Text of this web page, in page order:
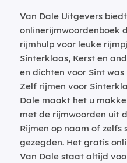
Van Dale Uitgevers
onlinerijmwoordenboek
rijmhulp voor leuke
Sinterklaas, Kerst en
en dichten voor Sint
Zelf rijmen voor
Dale maakt het u
met de rijmwoorden uit
Rijmen op naam of zelfs
gezegden. Het gratis
Van Dale staat altijd